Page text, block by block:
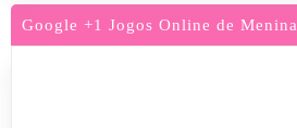
Google +1 Jogos Online de Menina